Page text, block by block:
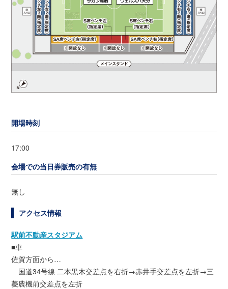
開場時刻
17:00
会場での当日券販売の有無
無し
アクセス情報
駅前不動産スタジアム
■車
佐賀方面から…
国道34号線 二本黒木交差点を右折→赤井手交差点を左折→三
菱農機前交差点を左折